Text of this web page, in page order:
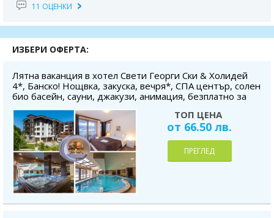
11 ОЦЕНКИ
ИЗБЕРИ ОФЕРТА:
Лятна ваканция в хотел Свети Георги Ски & Холидей
4*, Банско! Нощвка, закуска, вечря*, СПА център, солен
био басейн, сауни, джакузи, анимация, безплатно за
ТОП ЦЕНА
от 66.50 лв.
ПРЕГЛЕД